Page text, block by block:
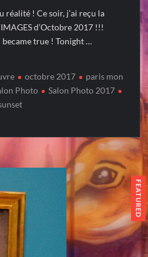
réalité ! Ce soir, j’ai reçu la
d’Octobre 2017 !!!
true ! Tonight …
octobre 2017
paris mon
Photo
Salon Photo 2017
FEATURED